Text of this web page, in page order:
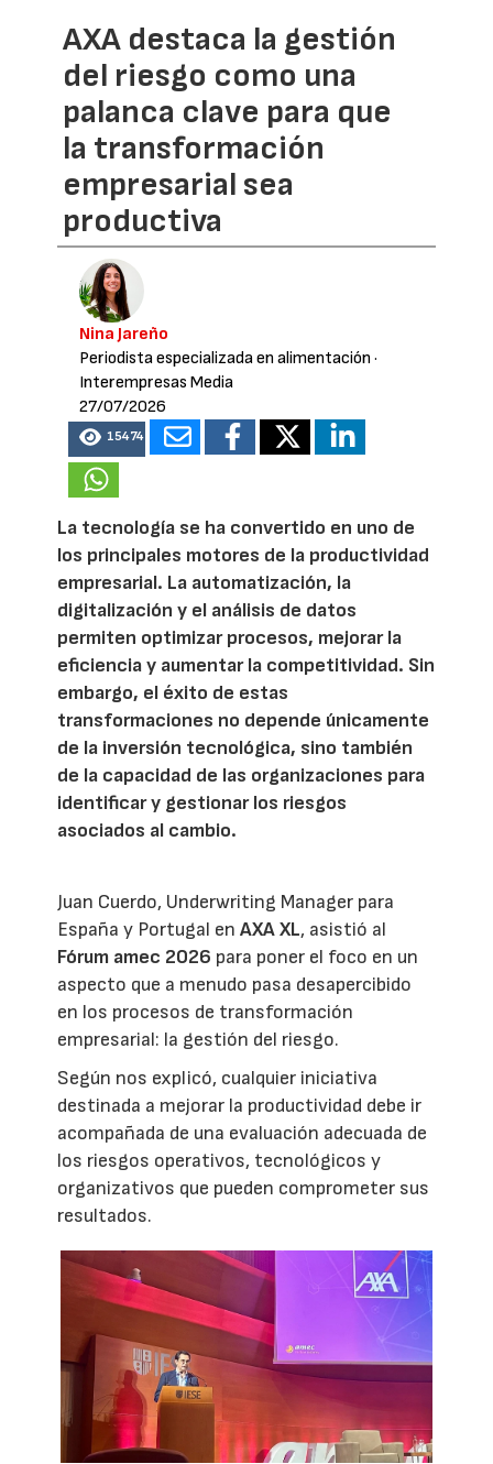
AXA destaca la gestión
del riesgo como una
palanca clave para que
la transformación
empresarial sea
productiva
Nina Jareño
Periodista especializada en alimentación ·
Interempresas Media
27/07/2026
15474
La tecnología se ha convertido en uno de
los principales motores de la productividad
empresarial. La automatización, la
digitalización y el análisis de datos
permiten optimizar procesos, mejorar la
eficiencia y aumentar la competitividad. Sin
embargo, el éxito de estas
transformaciones no depende únicamente
de la inversión tecnológica, sino también
de la capacidad de las organizaciones para
identificar y gestionar los riesgos
asociados al cambio.
Juan Cuerdo, Underwriting Manager para
España y Portugal enAXA XL, asistió al
Fórum amec 2026 para poner el foco en un
aspecto que a menudo pasa desapercibido
en los procesos de transformación
empresarial: la gestión del riesgo.
Según nos explicó, cualquier iniciativa
destinada a mejorar la productividad debe ir
acompañada de una evaluación adecuada de
los riesgos operativos, tecnológicos y
organizativos que pueden comprometer sus
resultados.